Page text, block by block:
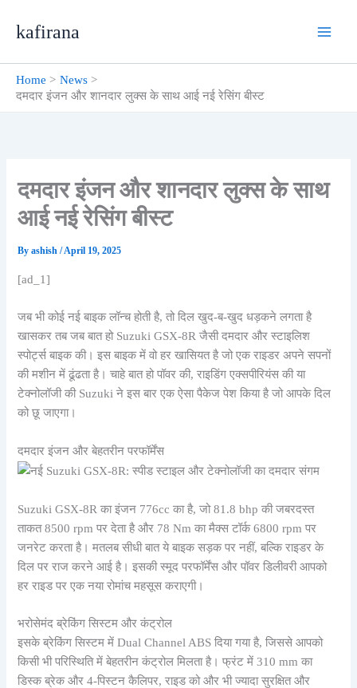
kafirana
Home
News
दमदार इंजन और शानदार लुक्स के साथ आई नई रेसिंग बीस्ट
दमदार इंजन और शानदार लुक्स के साथ
आई नई रेसिंग बीस्ट
Byashish/April 19, 2025
[ad_1]
जब भी कोई नई बाइक लॉन्च होती है, तो दिल खुद-ब-खुद धड़कने लगता है
खासकर तब जब बात हो Suzuki GSX-8R जैसी दमदार और स्टाइलिश
स्पोर्ट्स बाइक की। इस बाइक में वो हर खासियत है जो एक राइडर अपने सपनों
की मशीन में ढूंढता है। चाहे बात हो पॉवर की, राइडिंग एक्सपीरियंस की या
टेक्नोलॉजी की Suzuki ने इस बार एक ऐसा पैकेज पेश किया है जो आपके दिल
को छू जाएगा।
दमदार इंजन और बेहतरीन परफॉर्मेंस
Suzuki GSX-8R का इंजन 776cc का है, जो 81.8 bhp की जबरदस्त
ताकत 8500 rpm पर देता है और 78 Nm का मैक्स टॉर्क 6800 rpm पर
जनरेट करता है। मतलब सीधी बात ये बाइक सड़क पर नहीं, बल्कि राइडर के
दिल पर राज करने आई है। इसकी स्मूद परफॉर्मेंस और पॉवर डिलीवरी आपको
हर राइड पर एक नया रोमांच महसूस कराएगी।
भरोसेमंद ब्रेकिंग सिस्टम और कंट्रोल
इसके ब्रेकिंग सिस्टम में Dual Channel ABS दिया गया है, जिससे आपको
किसी भी परिस्थिति में बेहतरीन कंट्रोल मिलता है। फ्रंट में 310 mm का
डिस्क ब्रेक और 4-पिस्टन कैलिपर, राइड को और भी ज्यादा सुरक्षित और